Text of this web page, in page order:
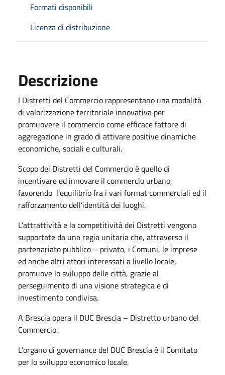
Formati disponibili
Licenza di distribuzione
Descrizione
I Distretti del Commercio rappresentano una modalità
di valorizzazione territoriale innovativa per
promuovere il commercio come efficace fattore di
aggregazione in grado di attivare positive dinamiche
economiche, sociali e culturali.
Scopo dei Distretti del Commercio è quello di
incentivare ed innovare il commercio urbano,
favorendo l’equilibrio fra i vari format commerciali ed il
rafforzamento dell’identità dei luoghi.
L’attrattività e la competitività dei Distretti vengono
supportate da una regia unitaria che, attraverso il
partenariato pubblico – privato, i Comuni, le imprese
ed anche altri attori interessati a livello locale,
promuove lo sviluppo delle città, grazie al
perseguimento di una visione strategica e di
investimento condivisa.
A Brescia opera il DUC Brescia – Distretto urbano del
Commercio.
L’organo di governance del DUC Brescia è il Comitato
per lo sviluppo economico locale.